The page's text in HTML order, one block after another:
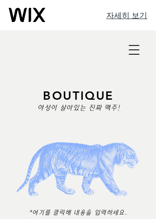
자세히 보기